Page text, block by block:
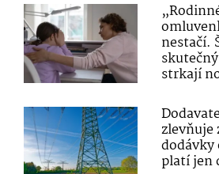
nestačí.
strkají
zlevňuje
dodávky
platí jen